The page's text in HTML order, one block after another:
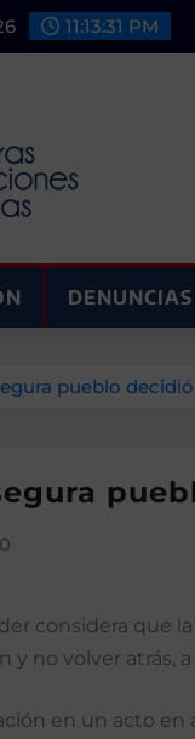
11:13:32 PM
DENUNCIAS
pueblo
0
considera que
y no volver atrás,
en un acto en